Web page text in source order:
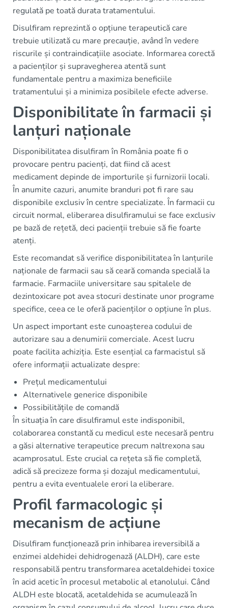
regulată pe toată durata tratamentului.
Disulfiram reprezintă o opțiune terapeutică care
trebuie utilizată cu mare precauție, având în vedere
riscurile și contraindicațiile asociate. Informarea corectă
a pacienților și supravegherea atentă sunt
fundamentale pentru a maximiza beneficiile
tratamentului și a minimiza posibilele efecte adverse.
Disponibilitate în farmacii și
lanțuri naționale
Disponibilitatea disulfiram în România poate fi o
provocare pentru pacienți, dat fiind că acest
medicament depinde de importurile și furnizorii locali.
În anumite cazuri, anumite branduri pot fi rare sau
disponibile exclusiv în centre specializate. În farmacii cu
circuit normal, eliberarea disulfiramului se face exclusiv
pe bază de rețetă, deci pacienții trebuie să fie foarte
atenți.
Este recomandat să verifice disponibilitatea în lanțurile
naționale de farmacii sau să ceară comanda specială la
farmacie. Farmaciile universitare sau spitalele de
dezintoxicare pot avea stocuri destinate unor programe
specifice, ceea ce le oferă pacienților o opțiune în plus.
Un aspect important este cunoașterea codului de
autorizare sau a denumirii comerciale. Acest lucru
poate facilita achiziția. Este esențial ca farmacistul să
ofere informații actualizate despre:
Prețul medicamentului
Alternativele generice disponibile
Possibilitățile de comandă
În situația în care disulfiramul este indisponibil,
colaborarea constantă cu medicul este necesară pentru
a găsi alternative terapeutice precum naltrexona sau
acamprosatul. Este crucial ca rețeta să fie completă,
adică să precizeze forma și dozajul medicamentului,
pentru a evita eventualele erori la eliberare.
Profil farmacologic și
mecanism de acțiune
Disulfiram funcționează prin inhibarea ireversibilă a
enzimei aldehidei dehidrogenază (ALDH), care este
responsabilă pentru transformarea acetaldehidei toxice
în acid acetic în procesul metabolic al etanolului. Când
ALDH este blocată, acetaldehida se acumulează în